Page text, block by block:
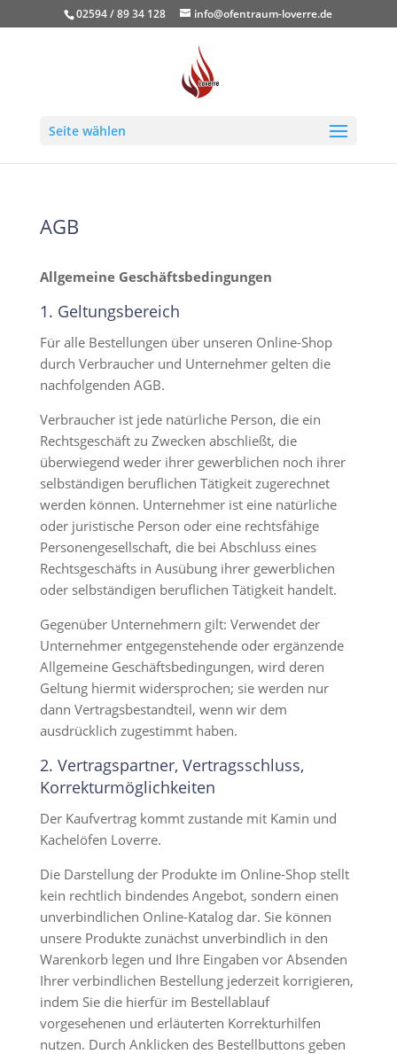
02594 / 89 34 128 info@ofentraum-loverre.de
Seite wählen
AGB
Allgemeine Geschäftsbedingungen
1. Geltungsbereich
Für alle Bestellungen über unseren Online-Shop
durch Verbraucher und Unternehmer gelten die
nachfolgenden AGB.
Verbraucher ist jede natürliche Person, die ein
Rechtsgeschäft zu Zwecken abschließt, die
überwiegend weder ihrer gewerblichen noch ihrer
selbständigen beruflichen Tätigkeit zugerechnet
werden können. Unternehmer ist eine natürliche
oder juristische Person oder eine rechtsfähige
Personengesellschaft, die bei Abschluss eines
Rechtsgeschäfts in Ausübung ihrer gewerblichen
oder selbständigen beruflichen Tätigkeit handelt.
Gegenüber Unternehmern gilt: Verwendet der
Unternehmer entgegenstehende oder ergänzende
Allgemeine Geschäftsbedingungen, wird deren
Geltung hiermit widersprochen; sie werden nur
dann Vertragsbestandteil, wenn wir dem
ausdrücklich zugestimmt haben.
2. Vertragspartner, Vertragsschluss,
Korrekturmöglichkeiten
Der Kaufvertrag kommt zustande mit Kamin und
Kachelöfen Loverre.
Die Darstellung der Produkte im Online-Shop stellt
kein rechtlich bindendes Angebot, sondern einen
unverbindlichen Online-Katalog dar. Sie können
unsere Produkte zunächst unverbindlich in den
Warenkorb legen und Ihre Eingaben vor Absenden
Ihrer verbindlichen Bestellung jederzeit korrigieren,
indem Sie die hierfür im Bestellablauf
vorgesehenen und erläuterten Korrekturhilfen
nutzen. Durch Anklicken des Bestellbuttons geben